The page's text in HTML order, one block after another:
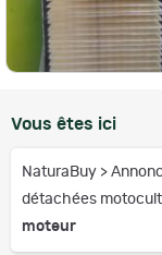
Vous êtes ici
NaturaBuy >
détachées
moteur